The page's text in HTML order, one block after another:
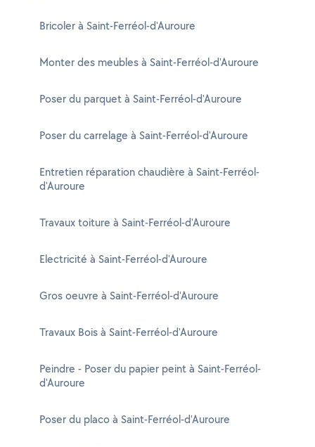
Bricoler à Saint-Ferréol-d'Auroure
Monter des meubles à Saint-Ferréol-d'Auroure
Poser du parquet à Saint-Ferréol-d'Auroure
Poser du carrelage à Saint-Ferréol-d'Auroure
Entretien réparation chaudière à Saint-Ferréol-
d'Auroure
Travaux toiture à Saint-Ferréol-d'Auroure
Electricité à Saint-Ferréol-d'Auroure
Gros oeuvre à Saint-Ferréol-d'Auroure
Travaux Bois à Saint-Ferréol-d'Auroure
Peindre - Poser du papier peint à Saint-Ferréol-
d'Auroure
Poser du placo à Saint-Ferréol-d'Auroure